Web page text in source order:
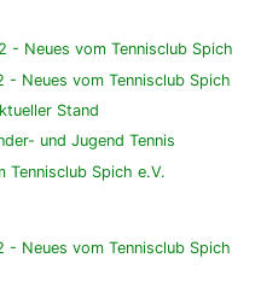
- Neues vom Tennisclub Spich
- Neues vom Tennisclub Spich
Stand
und Jugend Tennis
Tennisclub Spich e.V.
- Neues vom Tennisclub Spich